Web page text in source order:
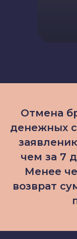
Отмена
денежных
чем за 7
Менее
возврат